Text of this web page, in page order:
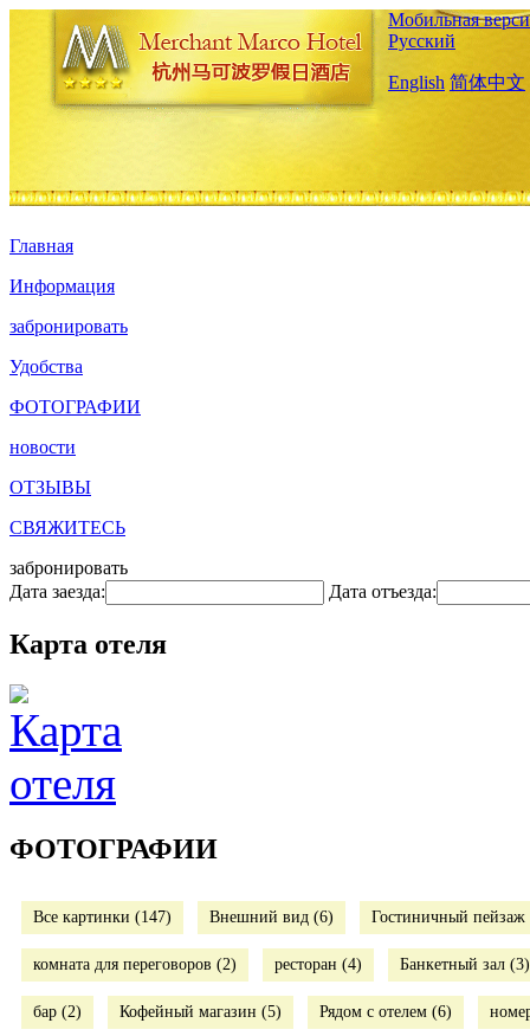
Мобильная
Русский
English 简体中文
Главная
Информация
забронировать
Удобства
ФОТОГРАФИИ
новости
ОТЗЫВЫ
СВЯЖИТЕСЬ
забронировать
Дата заезда:
Дата отъезда:
Карта отеля
ФОТОГРАФИИ
Все картинки (147) Внешний вид (6) Гостиничный пейзаж
комната для переговоров (2) ресторан (4) Банкетный зал (3)
бар (2) Кофейный магазин (5) Рядом с отелем (6)